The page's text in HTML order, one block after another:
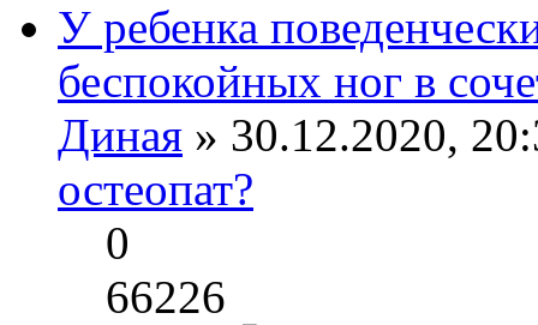
У ребенка
беспокойных ног в
Диная » 30.12.2020,
остеопат?
0
66226